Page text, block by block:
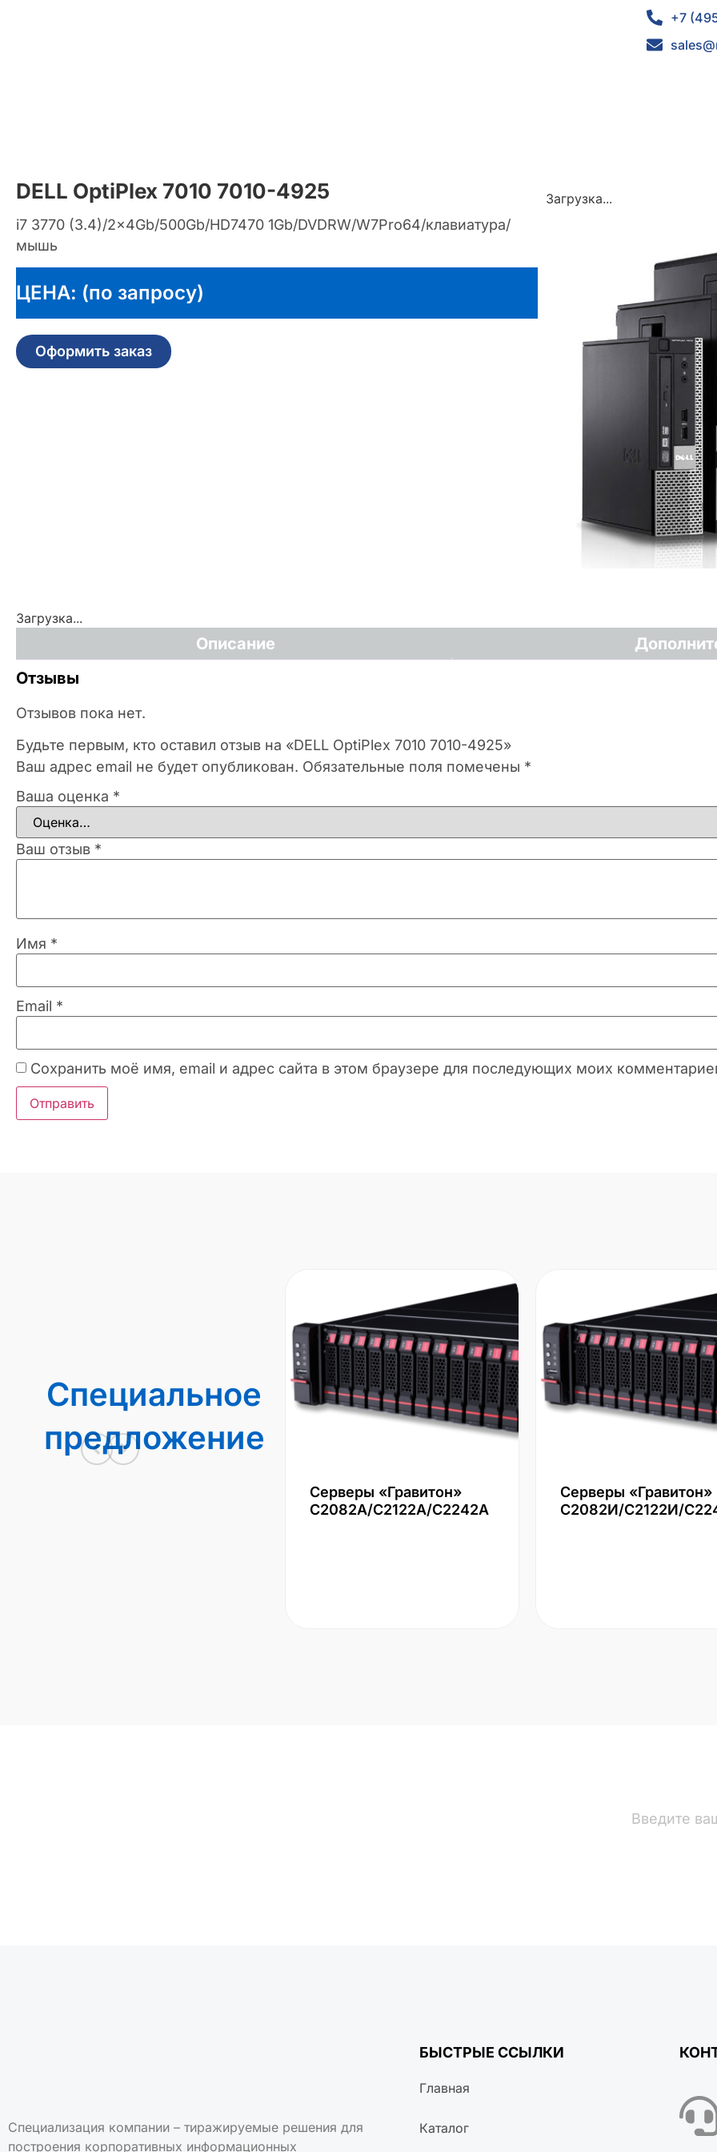
+7
DELL OptiPlex 7010 7010-4925
i7 3770 (3.4)/2x4Gb/500Gb/HD7470 1Gb/DVDRW/W7Pro64/клавиатура/
мышь
ЦЕНА: (по запросу)
Оформить заказ
Загрузка...
Загрузка...
Описание
Отзывы
Отзывов пока нет.
Будьте первым, кто оставил отзыв на «DELL OptiPlex 7010 7010-4925»
Ваш адрес email не будет опубликован. Обязательные поля помечены *
Ваша оценка *
Ваш отзыв *
Имя *
Email *
Сохранить моё имя, email и адрес сайта в этом браузере для последующих моих
Специальное
предложение
Серверы «Гравитон»
С2082А/С2122А/С2242А
Серверы «Гравитон»
С2082И/С2122И/
Специализация компании – тиражируемые решения для
построения корпоративных информационных
БЫСТРЫЕ ССЫЛКИ
Главная
Каталог